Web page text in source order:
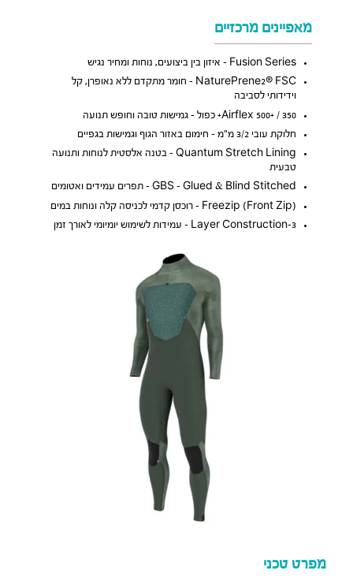
מאפיינים מרכזיים
Fusion Series – איזון בין ביצועים, נוחות ומחיר נגיש
NaturePrene2® FSC – חומר מתקדם ללא נאופרן, קל
וידידותי לסביבה
Airflex 500+ / 350+ כפול – גמישות טובה וחופש תנועה
חלוקת עובי 3/2 מ״מ – חימום באזור הגוף וגמישות בגפיים
Quantum Stretch Lining – בטנה אלסטית לנוחות ותנועה
טבעית
GBS – Glued & Blind Stitched – תפרים עמידים ואטומים
Freezip (Front Zip) – רוכסן קדמי לכניסה קלה ונוחות במים
3-Layer Construction – עמידות לשימוש יומיומי לאורך זמן
מפרט טכני